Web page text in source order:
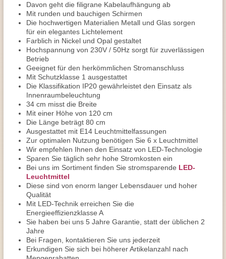
Davon geht die filigrane Kabelaufhängung ab
Mit runden und bauchigen Schirmen
Die hochwertigen Materialien Metall und Glas sorgen
für ein elegantes Lichtelement
Farblich in Nickel und Opal gestaltet
Hochspannung von 230V / 50Hz sorgt für zuverlässigen
Betrieb
Geeignet für den herkömmlichen Stromanschluss
Mit Schutzklasse 1 ausgestattet
Die Klassifikation IP20 gewährleistet den Einsatz als
Innenraumbeleuchtung
34 cm misst die Breite
Mit einer Höhe von 120 cm
Die Länge beträgt 80 cm
Ausgestattet mit E14 Leuchtmittelfassungen
Zur optimalen Nutzung benötigen Sie 6 x Leuchtmittel
Wir empfehlen Ihnen den Einsatz von LED-Technologie
Sparen Sie täglich sehr hohe Stromkosten ein
Bei uns im Sortiment finden Sie stromsparende LED-
Leuchtmittel
Diese sind von enorm langer Lebensdauer und hoher
Qualität
Mit LED-Technik erreichen Sie die
Energieeffizienzklasse A
Sie haben bei uns 5 Jahre Garantie, statt der üblichen 2
Jahre
Bei Fragen, kontaktieren Sie uns jederzeit
Erkundigen Sie sich bei höherer Artikelanzahl nach